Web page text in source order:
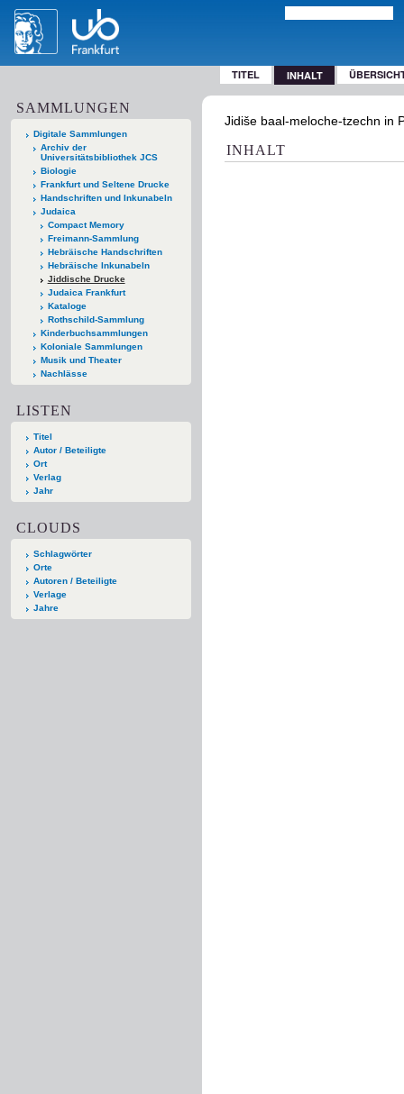
TITEL INHALT
SAMMLUNGEN
Digitale Sammlungen
Archiv der
Universitätsbibliothek JCS
Biologie
Frankfurt und Seltene Drucke
Handschriften und Inkunabeln
Judaica
Compact Memory
Freimann-Sammlung
Hebräische Handschriften
Hebräische Inkunabeln
Jiddische Drucke
Judaica Frankfurt
Kataloge
Rothschild-Sammlung
Kinderbuchsammlungen
Koloniale Sammlungen
Musik und Theater
Nachlässe
LISTEN
Titel
Autor / Beteiligte
Ort
Verlag
Jahr
CLOUDS
Schlagwörter
Orte
Autoren / Beteiligte
Verlage
Jahre
Jidiše baal-meloche-tzechn in
INHALT